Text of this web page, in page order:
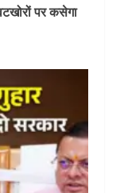
पर कसेगा